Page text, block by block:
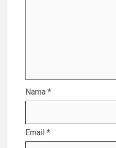
Nama *
Email *